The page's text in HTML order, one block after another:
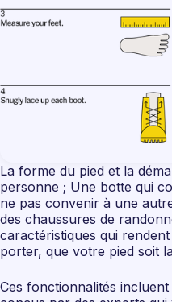
La forme du pied et la
personne ; Une botte qui
ne pas convenir à une
des chaussures de
caractéristiques qui
porter, que votre pied soit
Ces fonctionnalités incluent